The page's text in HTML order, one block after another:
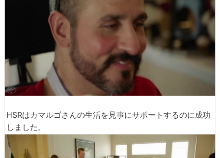
HSRはカマルゴさんの生活を見事にサポートするのに成功
しました。